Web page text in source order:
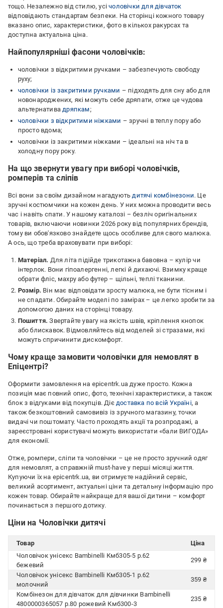
тощо. Незалежно від стилю, усічоловічки для дівчаток
відповідають стандартам безпеки. На сторінці кожного товару
вказано опис, характеристики, фото в кількох ракурсах та
доступна актуальна ціна.
Найпопулярніші фасони чоловічків:
чоловічки з відкритими ручками – забезпечують свободу
руху;
чоловічки із закритими ручками – підходять для сну або для
новонароджених, які можуть себе дряпати, отже це чудова
альтернативадряпкам;
чоловічки з відкритими ніжками – зручні в теплу пору або
просто вдома;
чоловічки із закритими ніжками – ідеальні на ніч та в
холодну пору року.
На що звернути увагу при виборі чоловічків,
ромперів та сліпів
Всі вони за своїм дизайном нагадуютьдитячі комбінезони. Це
зручні костюмчики на кожен день. У них можна проводити весь
час і навіть спати. У нашому каталозі – безліч оригінальних
товарів, включаючи новинки 2026 року від популярних брендів,
тому ви обов'язково знайдете щось особливе для свого малюка.
А ось, що треба враховувати при виборі:
Матеріал. Для літа підійде трикотажна бавовна – кулір чи
інтерлок. Вони гіпоалергенні, легкі й дихаючі. Взимку краще
обрати фліс, махру або футер – щільні, теплі тканини.
Розмір. Він має відповідати зросту малюка, не бути тісним і
не спадати. Обирайте моделі по замірах – це легко зробити за
допомогою даних на сторінці товару.
Пошиття.Звертайте увагу на якість швів, кріплення кнопок
або блискавок. Відмовляйтесь від моделей зі стразами, які
можуть спричинити дискомфорт.
Чому краще замовити чоловічки для немовлят в
Епіцентрі?
Оформити замовлення на epicentrk.ua дуже просто. Кожна
позиція має повний опис, фото, технічні характеристики, а також
блок з відгуками від покупців. Діє доставка по всій Україні, а
також безкоштовний самовивіз із зручного магазину, точки
видачі чи поштомату. Часто проходять акції та розпродажі, а
зареєстровані користувачі можуть використати «бали ВИГОДА»
для економії.
Отже, ромпери, сліпи та чоловічки – це не просто зручний одяг
для немовлят, а справжній must-have у перші місяці життя.
Купуючи їх на epicentrk.ua, ви отримуєте надійний сервіс,
великий асортимент, актуальні ціни та детальну інформацію про
кожен товар. Обирайте найкраще для вашої дитини – комфорт
починається з першого дотику.
Ціни на Чоловічки дитячі
Товар
Ціна
Чоловічок унісекс Bambinelli Кмб305-5 р.62
бежевий
299 ₴
Чоловічок унісекс Bambinelli Кмб305-1 р.62
молочний
359 ₴
Комбінезон для дівчаток для дівчинки Bambinelli
4800000365057 р.80 рожевий Кмб300-3
235 ₴